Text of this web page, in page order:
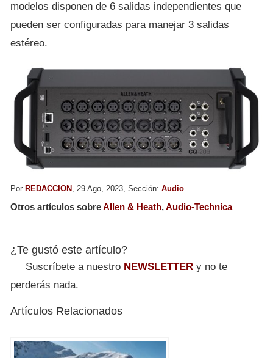
modelos disponen de 6 salidas independientes que
pueden ser configuradas para manejar 3 salidas
estéreo.
Por REDACCION , 29 Ago, 2023, Sección: Audio
Otros artículos sobreAllen & Heath,Audio-Technica
¿Te gustó este artículo?
Suscríbete a nuestro NEWSLETTER y no te
perderás nada.
Artículos Relacionados